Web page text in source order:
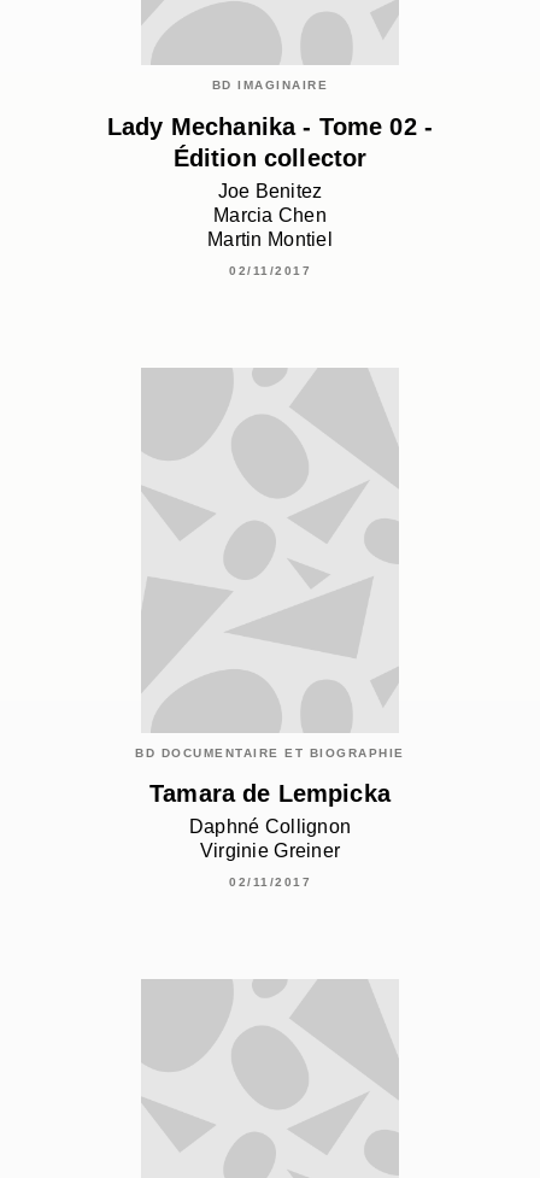
BD IMAGINAIRE
Lady Mechanika - Tome 02 -
Édition collector
Joe Benitez
Marcia Chen
Martin Montiel
02/11/2017
BD DOCUMENTAIRE ET BIOGRAPHIE
Tamara de Lempicka
Daphné Collignon
Virginie Greiner
02/11/2017